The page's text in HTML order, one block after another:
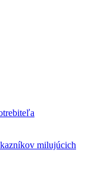
milujúcich